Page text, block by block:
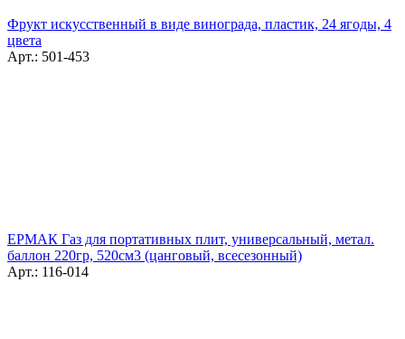
Фрукт искусственный в виде винограда, пластик, 24 ягоды, 4
цвета
Арт.: 501-453
ЕРМАК Газ для портативных плит, универсальный, метал.
баллон 220гр, 520см3 (цанговый, всесезонный)
Арт.: 116-014